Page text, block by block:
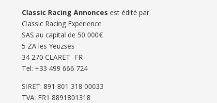
Classic Racing Annonces est édité par
Classic Racing Experience
SAS au capital de 50 000€
5 ZA les Yeuzses
34 270 CLARET -FR-
Tel: ‭+33 499 666 724‬
SIRET: 891 801 318 00033
TVA: FR1 8891801318